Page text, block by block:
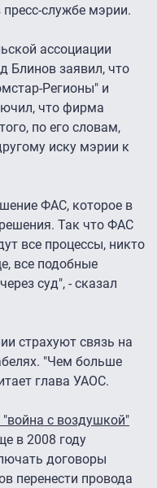
службе мэрии.
ассоциации
Блинов заявил, что
Регионы" и
что фирма
по его словам,
иску мэрии к
ФАС, которое в
Так что ФАС
все процессы, никто
все подобные
суд", - сказал
страхуют связь на
"Чем больше
глава УАОС.
с воздушкой"
в 2008 году
договоры
перенести провода